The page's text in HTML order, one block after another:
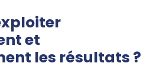
et
les résultats ?